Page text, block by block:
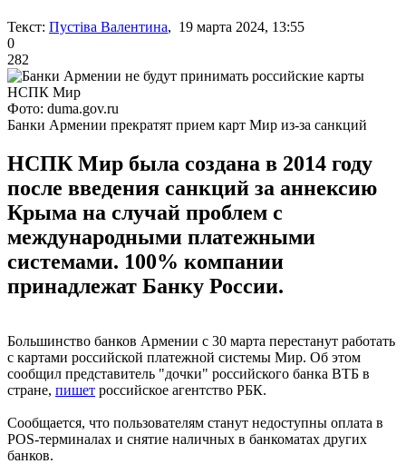
Текст: Пустіва Валентина, 19 марта 2024, 13:55
0
282
Фото: duma.gov.ru
Банки Армении прекратят прием карт Мир из-за санкций
НСПК Мир была создана в 2014 году
после введения санкций за аннексию
Крыма на случай проблем с
международными платежными
системами. 100% компании
принадлежат Банку России.
Большинство банков Армении с 30 марта перестанут работать
с картами российской платежной системы Мир. Об этом
сообщил представитель "дочки" российского банка ВТБ в
стране, пишет российское агентство РБК.
Сообщается, что пользователям станут недоступны оплата в
POS-терминалах и снятие наличных в банкоматах других
банков.